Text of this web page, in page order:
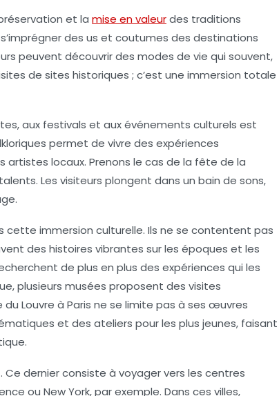
et la mise en valeurdes traditions
des us et coutumes des destinations
peuvent découvrir des modes de vie qui souvent,
de sites historiques ; c’est une immersion totale
aux festivals et aux événements culturels est
permet de vivre des expériences
locaux. Prenons le cas de la fête de la
Les visiteurs plongent dans un bain de sons,
immersion culturelle. Ils ne se contentent pas
des histoires vibrantes sur les époques et les
de plus en plus des expériences qui les
plusieurs musées proposent des visites
Louvre à Paris ne se limite pas à ses œuvres
et des ateliers pour les plus jeunes, faisant
.
. Ce dernier consiste à voyager vers les centres
ou New York, par exemple. Dans ces villes,